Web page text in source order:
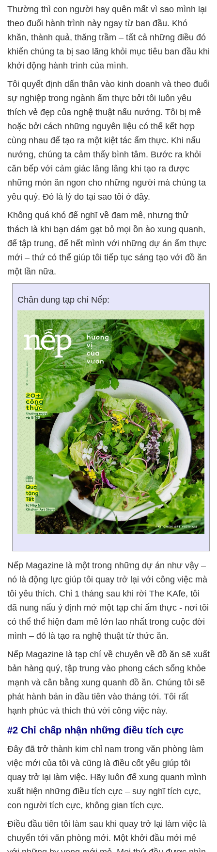
Thường thì con người hay quên mất vì sao mình lại
theo đuổi hành trình này ngay từ ban đầu. Khó
khăn, thành quả, thăng trầm – tất cả những điều đó
khiến chúng ta bị sao lãng khỏi mục tiêu ban đầu khi
khởi động hành trình của mình.
Tôi quyết định dấn thân vào kinh doanh và theo đuổi
sự nghiệp trong ngành ẩm thực bởi tôi luôn yêu
thích vẻ đẹp của nghệ thuật nấu nướng. Tôi bị mê
hoặc bởi cách những nguyên liệu có thể kết hợp
cùng nhau để tạo ra một kiệt tác ẩm thực. Khi nấu
nướng, chúng ta cảm thấy bình tâm. Bước ra khỏi
căn bếp với cảm giác lâng lâng khi tạo ra được
những món ăn ngon cho những người mà chúng ta
yêu quý. Đó là lý do tại sao tôi ở đây.
Không quá khó để nghĩ về đam mê, nhưng thử
thách là khi bạn dám gạt bỏ mọi ồn ào xung quanh,
để tập trung, để hết mình với những dự án ẩm thực
mới – thứ có thể giúp tôi tiếp tục sáng tạo với đồ ăn
một lần nữa.
Chân dung tạp chí Nếp:
Nếp Magazine là một trong những dự án như vậy –
nó là động lực giúp tôi quay trở lại với công việc mà
tôi yêu thích. Chỉ 1 tháng sau khi rời The KAfe, tôi
đã nung nấu ý định mở một tạp chí ẩm thực - nơi tôi
có thể thể hiện đam mê lớn lao nhất trong cuộc đời
mình – đó là tạo ra nghệ thuật từ thức ăn.
Nếp Magazine là tạp chí về chuyên về đồ ăn sẽ xuất
bản hàng quý, tập trung vào phong cách sống khỏe
mạnh và cân bằng xung quanh đồ ăn. Chúng tôi sẽ
phát hành bản in đầu tiên vào tháng tới. Tôi rất
hạnh phúc và thích thú với công việc này.
#2 Chỉ chấp nhận những điều tích cực
Đây đã trở thành kim chỉ nam trong văn phòng làm
việc mới của tôi và cũng là điều cốt yếu giúp tôi
quay trở lại làm việc. Hãy luôn để xung quanh mình
xuất hiện những điều tích cực – suy nghĩ tích cực,
con người tích cực, không gian tích cực.
Điều đầu tiên tôi làm sau khi quay trở lại làm việc là
chuyển tới văn phòng mới. Một khởi đầu mới mẻ